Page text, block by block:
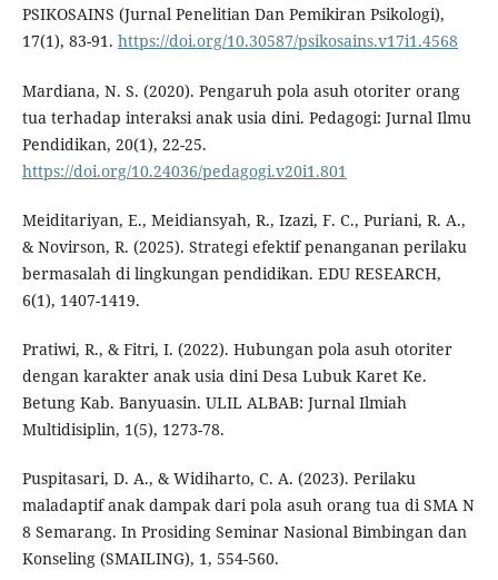
PSIKOSAINS (Jurnal Penelitian Dan Pemikiran Psikologi),
17(1), 83-91. https://doi.org/10.30587/psikosains.v17i1.4568
Mardiana, N. S. (2020). Pengaruh pola asuh otoriter orang
tua terhadap interaksi anak usia dini. Pedagogi: Jurnal Ilmu
Pendidikan, 20(1), 22-25.
https://doi.org/10.24036/pedagogi.v20i1.801
Meiditariyan, E., Meidiansyah, R., Izazi, F. C., Puriani, R. A.,
& Novirson, R. (2025). Strategi efektif penanganan perilaku
bermasalah di lingkungan pendidikan. EDU RESEARCH,
6(1), 1407-1419.
Pratiwi, R., & Fitri, I. (2022). Hubungan pola asuh otoriter
dengan karakter anak usia dini Desa Lubuk Karet Ke.
Betung Kab. Banyuasin. ULIL ALBAB: Jurnal Ilmiah
Multidisiplin, 1(5), 1273-78.
Puspitasari, D. A., & Widiharto, C. A. (2023). Perilaku
maladaptif anak dampak dari pola asuh orang tua di SMA N
8 Semarang. In Prosiding Seminar Nasional Bimbingan dan
Konseling (SMAILING), 1, 554-560.